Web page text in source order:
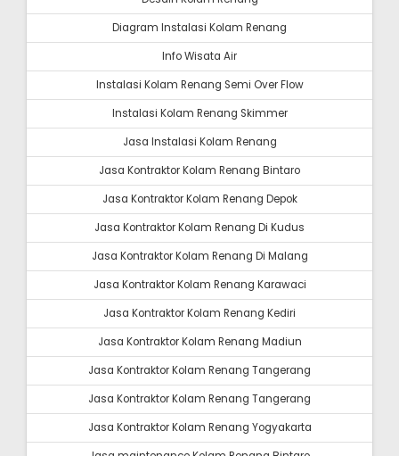
Diagram Instalasi Kolam Renang
Info Wisata Air
Instalasi Kolam Renang Semi Over Flow
Instalasi Kolam Renang Skimmer
Jasa Instalasi Kolam Renang
Jasa Kontraktor Kolam Renang Bintaro
Jasa Kontraktor Kolam Renang Depok
Jasa Kontraktor Kolam Renang Di Kudus
Jasa Kontraktor Kolam Renang Di Malang
Jasa Kontraktor Kolam Renang Karawaci
Jasa Kontraktor Kolam Renang Kediri
Jasa Kontraktor Kolam Renang Madiun
Jasa Kontraktor Kolam Renang Tangerang
Jasa Kontraktor Kolam Renang Tangerang
Jasa Kontraktor Kolam Renang Yogyakarta